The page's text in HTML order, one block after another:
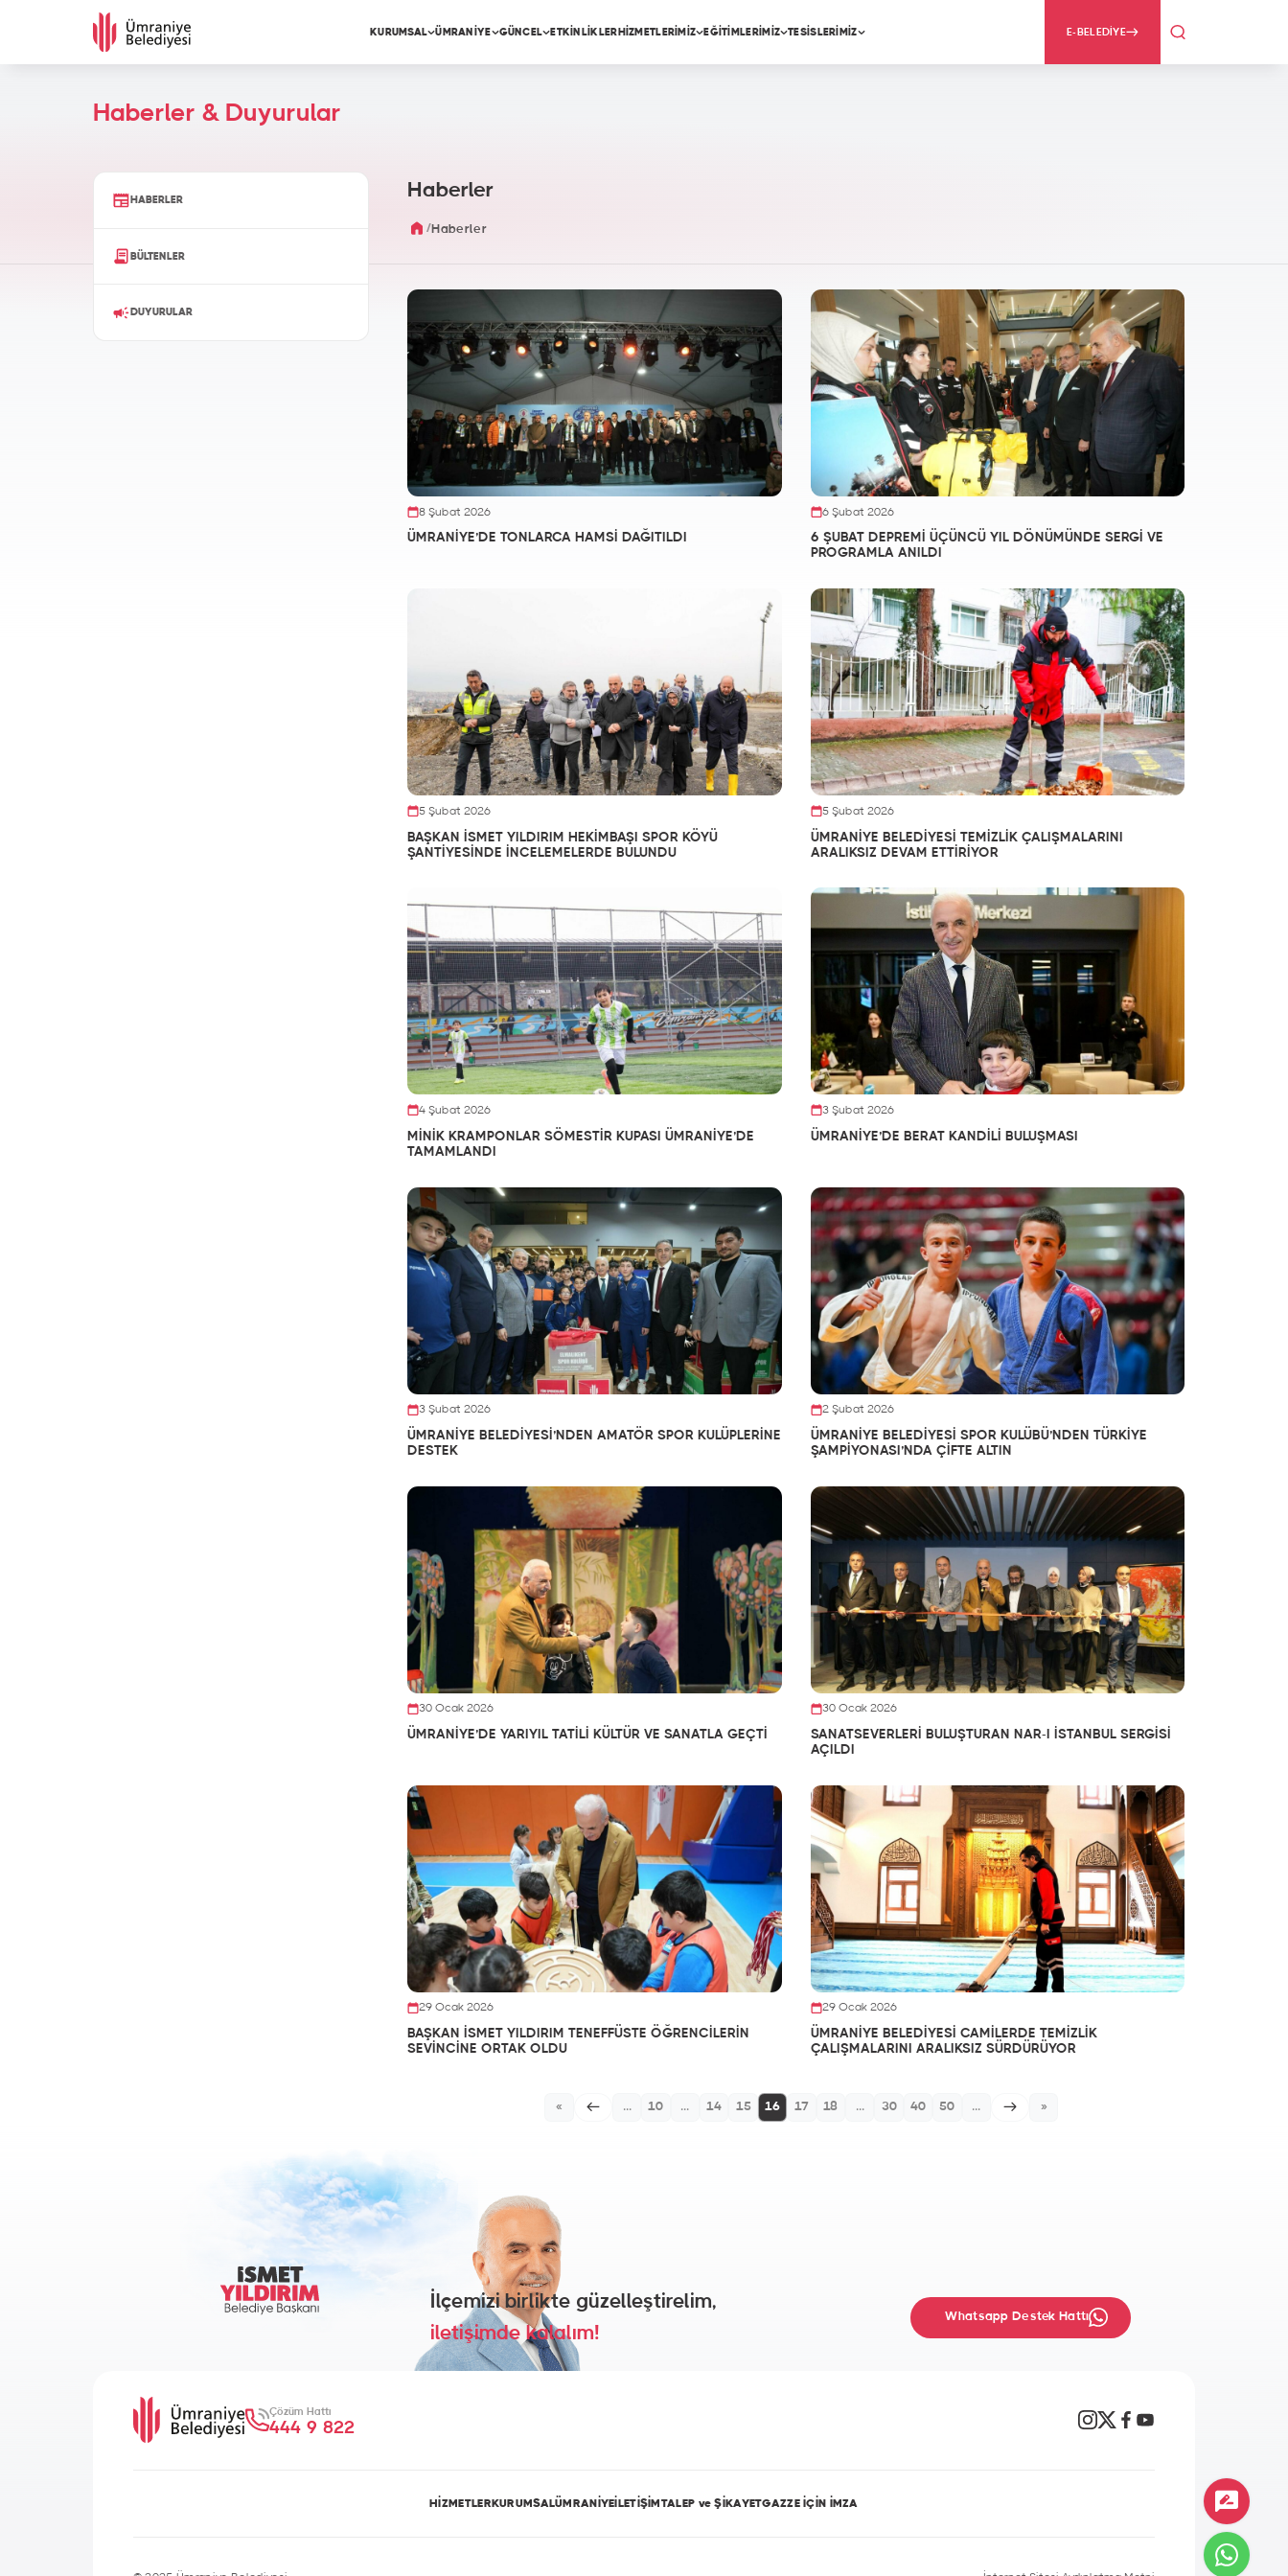
KURUMSAL ÜMRANİYE GÜNCEL ETKİNLİKLER HİZMETLERİMİZ EĞİTİMLERİMİZ TESİSLERİMİZ E-BELEDİYE
Haberler & Duyurular
HABERLER
BÜLTENLER
DUYURULAR
Haberler
/ Haberler
8 Şubat 2026
ÜMRANİYE’DE TONLARCA HAMSİ DAĞITILDI
6 Şubat 2026
6 ŞUBAT DEPREMİ ÜÇÜNCÜ YIL DÖNÜMÜNDE SERGİ VE
PROGRAMLA ANILDI
5 Şubat 2026
BAŞKAN İSMET YILDIRIM HEKİMBAŞI SPOR KÖYÜ
ŞANTİYESİNDE İNCELEMELERDE BULUNDU
5 Şubat 2026
ÜMRANİYE BELEDİYESİ TEMİZLİK ÇALIŞMALARINI
ARALIKSIZ DEVAM ETTİRİYOR
4 Şubat 2026
MİNİK KRAMPONLAR SÖMESTİR KUPASI ÜMRANİYE’DE
TAMAMLANDI
3 Şubat 2026
ÜMRANİYE’DE BERAT KANDİLİ BULUŞMASI
3 Şubat 2026
ÜMRANİYE BELEDİYESİ’NDEN AMATÖR SPOR KULÜPLERİNE
DESTEK
2 Şubat 2026
ÜMRANİYE BELEDİYESİ SPOR KULÜBÜ’NDEN TÜRKİYE
ŞAMPİYONASI’NDA ÇİFTE ALTIN
30 Ocak 2026
ÜMRANİYE’DE YARIYIL TATİLİ KÜLTÜR VE SANATLA GEÇTİ
30 Ocak 2026
SANATSEVERLERİ BULUŞTURAN NAR-I İSTANBUL SERGİSİ
AÇILDI
29 Ocak 2026
BAŞKAN İSMET YILDIRIM TENEFFÜSTE ÖĞRENCİLERİN
SEVİNCİNE ORTAK OLDU
29 Ocak 2026
ÜMRANİYE BELEDİYESİ CAMİLERDE TEMİZLİK
ÇALIŞMALARINI ARALIKSIZ SÜRDÜRÜYOR
« ... 10 ... 14 15 16 17 18 ... 30 40 50 ... »
İlçemizi birlikte güzelleştirelim,
iletişimde kalalım!
Whatsapp Destek Hattı
Çözüm Hattı
444 9 822
HİZMETLER KURUMSALÜMRANİYE İLETİŞİM TALEP ve ŞİKAYETGAZZE İÇİN İMZA